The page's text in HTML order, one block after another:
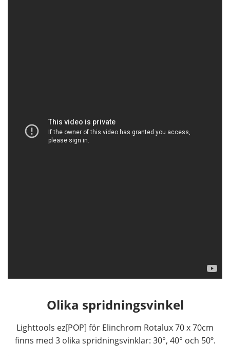
Olika spridningsvinkel
Lighttools ez[POP] för Elinchrom Rotalux 70 x 70cm
finns med 3 olika spridningsvinklar: 30°, 40° och 50º.